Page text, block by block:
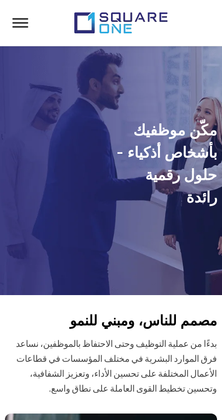
مكّن موظفيك
بأشخاص أذكياء -
حلول رقمية
رائدة
مصمم للناس، ومبني للنمو
بدءًا من عملية التوظيف وحتى الاحتفاظ بالموظفين، نساعد
فرق الموارد البشرية في مختلف المؤسسات في قطاعات
الأعمال المختلفة على تحسين الأداء، وتعزيز الشفافية،
وتحسين تخطيط القوى العاملة على نطاق واسع.